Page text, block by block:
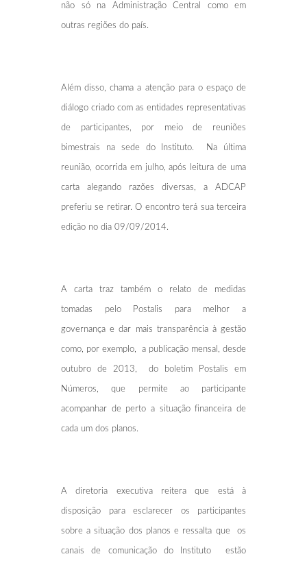
não só na Administração Central como em
outras regiões do país.
Além disso, chama a atenção para o espaço de
diálogo criado com as entidades representativas
de participantes, por meio de reuniões
bimestrais na sede do Instituto. Na última
reunião, ocorrida em julho, após leitura de uma
carta alegando razões diversas, a ADCAP
preferiu se retirar. O encontro terá sua terceira
edição no dia 09/09/2014.
A carta traz também o relato de medidas
tomadas pelo Postalis para melhor a
governança e dar mais transparência à gestão
como, por exemplo, a publicação mensal, desde
outubro de 2013, do boletim Postalis em
Números, que permite ao participante
acompanhar de perto a situação financeira de
cada um dos planos.
A diretoria executiva reitera que está à
disposição para esclarecer os participantes
sobre a situação dos planos e ressalta que os
canais de comunicação do Instituto estão